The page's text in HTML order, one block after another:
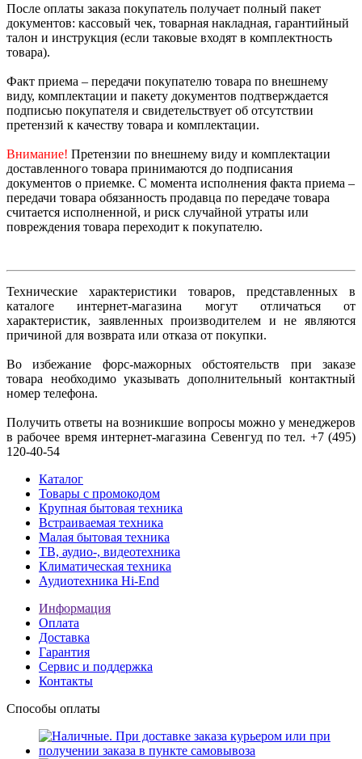
После оплаты заказа покупатель получает полный пакет
документов: кассовый чек, товарная накладная, гарантийный
талон и инструкция (если таковые входят в комплектность
товара).
Факт приема – передачи покупателю товара по внешнему
виду, комплектации и пакету документов подтверждается
подписью покупателя и свидетельствует об отсутствии
претензий к качеству товара и комплектации.
Внимание! Претензии по внешнему виду и комплектации
доставленного товара принимаются до подписания
документов о приемке. С момента исполнения факта приема –
передачи товара обязанность продавца по передаче товара
считается исполненной, и риск случайной утраты или
повреждения товара переходит к покупателю.
Технические характеристики товаров, представленныx в
каталоге интернет-магазина могут отличаться от
характеристик, заявленных производителем и не являются
причиной для возврата или отказа от покупки.
Во избежание форс-мажорных обстоятельств при заказе
товара необходимо указывать дополнительный контактный
номер телефона.
Получить ответы на возникшие вопросы можно у менеджеров
в рабочее время интернет-магазина Севенгуд по тел. +7 (495)
120-40-54
Каталог
Товары с промокодом
Крупная бытовая техника
Встраиваемая техника
Малая бытовая техника
ТВ, аудио-, видеотехника
Климатическая техника
Аудиотехника Hi-End
Информация
Оплата
Доставка
Гарантия
Сервис и поддержка
Контакты
Способы оплаты